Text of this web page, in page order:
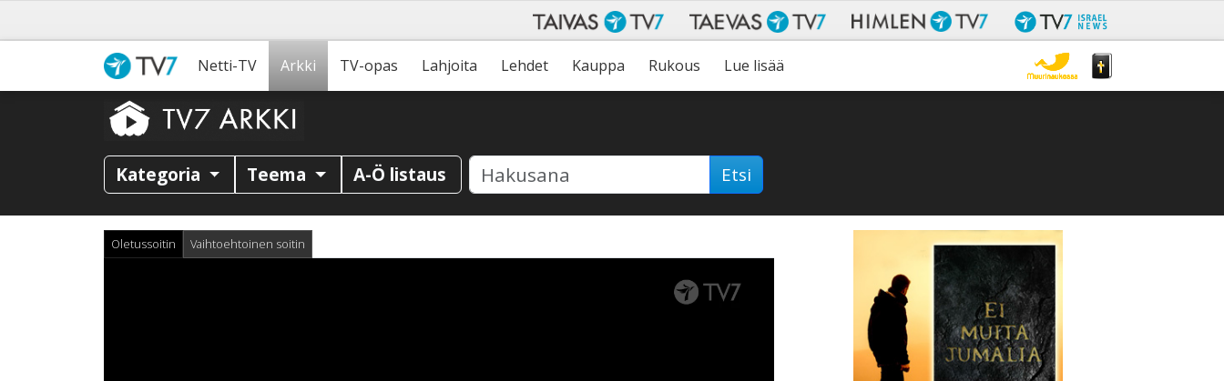
Netti-TV Arkki TV-opas Lahjoita Lehdet Kauppa Rukous Lue lisää
Kategoria Teema A-Ö listaus Etsi
Oletussoitin Vaihtoehtoinen soitin